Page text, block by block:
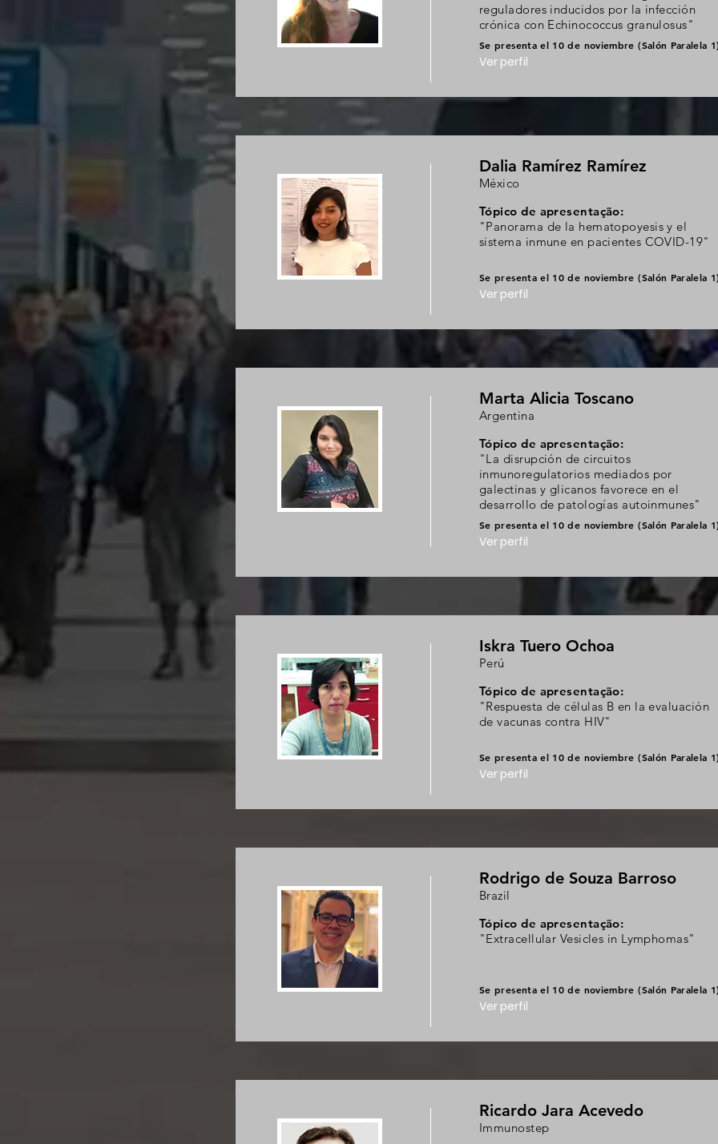
reguladores inducidos por la infección
crónica con Echinococcus granulosus"
Se presenta el 10 de noviembre (Salón Paralela
Ver perfil
Dalia Ramírez Ramírez
México
Tópico de apresentação:
"Panorama de la hematopoyesis y el
sistema inmune en pacientes COVID-19"
Se presenta el 10 de noviembre (Salón Paralela
Ver perfil
Marta Alicia Toscano
Argentina
Tópico de apresentação:
"La disrupción de circuitos
inmunoregulatorios mediados por
galectinas y glicanos favorece en el
desarrollo de patologías autoinmunes"
Se presenta el 10 de noviembre (Salón Paralela
Ver perfil
Iskra Tuero Ochoa
Perú
Tópico de apresentação:
"Respuesta de células B en la evaluación
de vacunas contra HIV"
Se presenta el 10 de noviembre (Salón Paralela
Ver perfil
Rodrigo de Souza Barroso
Brazil
Tópico de apresentação:
"Extracellular Vesicles in Lymphomas"
Se presenta el 10 de noviembre (Salón Paralela
Ver perfil
Ricardo Jara Acevedo
Immunostep